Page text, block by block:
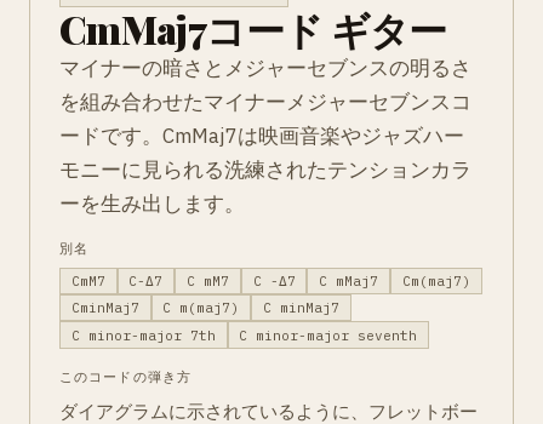
CmMaj7コード ギター
マイナーの暗さとメジャーセブンスの明るさ
を組み合わせたマイナーメジャーセブンスコ
ードです。CmMaj7は映画音楽やジャズハー
モニーに見られる洗練されたテンションカラ
ーを生み出します。
別名
CmM7
C-Δ7 C mM7 C -Δ7 C mMaj7
Cm(maj7)
CminMaj7
C m(maj7)
C minMaj7
C minor-major 7th
C minor-major seventh
このコードの弾き方
ダイアグラムに示されているように、フレットボー